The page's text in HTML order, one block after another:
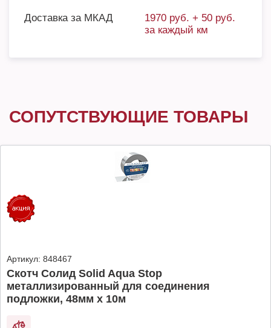
Доставка за МКАД
1970 руб. + 50 руб.
за каждый км
СОПУТСТВУЮЩИЕ ТОВАРЫ
Артикул: 848467
Скотч Солид Solid Aqua Stop
металлизированный для соединения
подложки, 48мм х 10м